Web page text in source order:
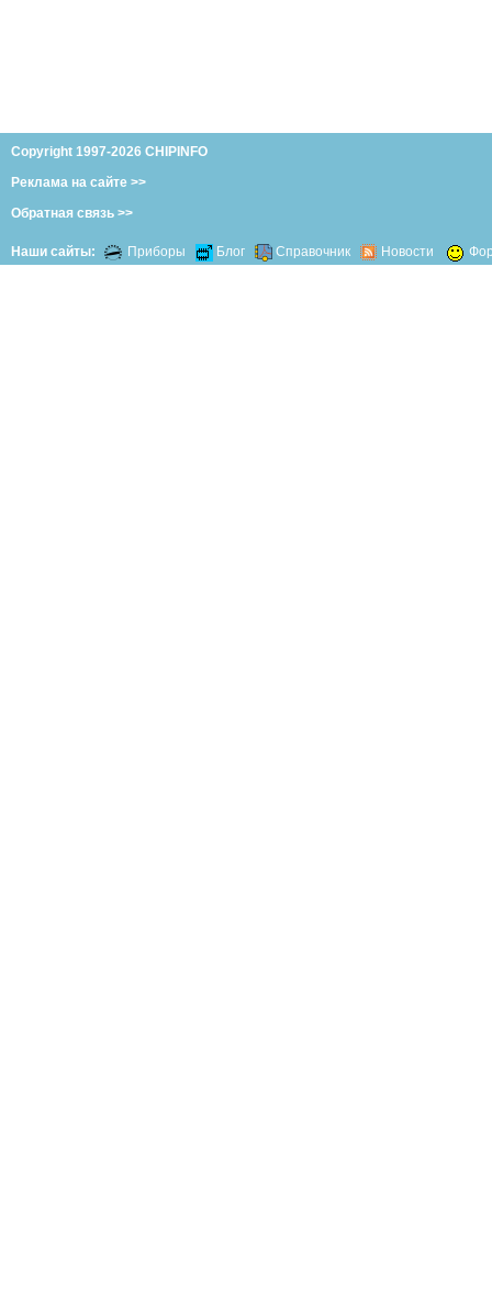
Copyright 1997-2026 CHIPINFO
Реклама на сайте >>
Обратная связь >>
Наши сайты: Приборы Блог Справочник Новости